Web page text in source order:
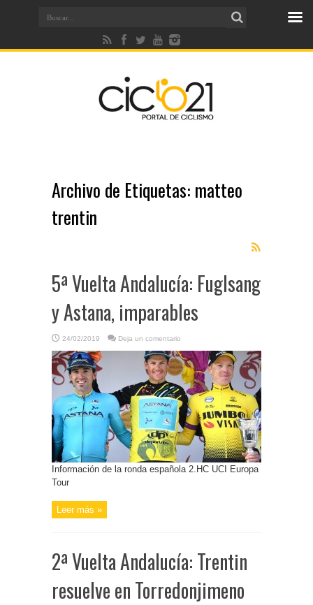
Archivo de Etiquetas: matteo
trentin
5ª Vuelta Andalucía: Fuglsang
y Astana, imparables
24/02/2019 Deja un comentario
Información de la ronda española 2.HC UCI Europa
Tour
Leer más »
2ª Vuelta Andalucía: Trentin
resuelve en Torredonjimeno